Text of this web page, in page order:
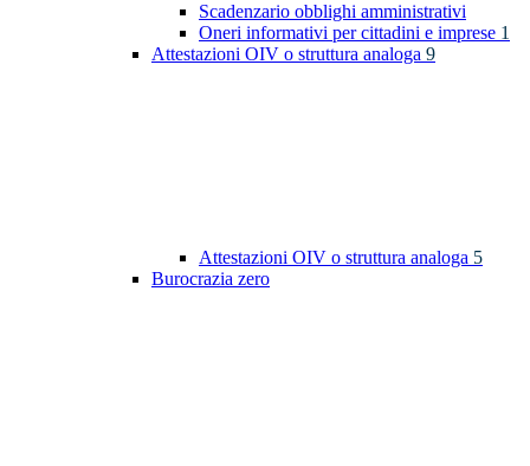
Scadenzario obblighi amministrativi
Oneri informativi per cittadini e imprese 1
Attestazioni OIV o struttura analoga 9
Attestazioni OIV o struttura analoga 5
Burocrazia zero